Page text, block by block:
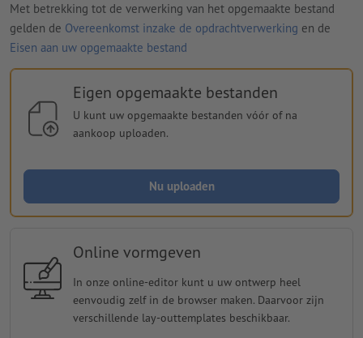
Met betrekking tot de verwerking van het opgemaakte bestand
gelden de Overeenkomst inzake de opdrachtverwerking en de
Eisen aan uw opgemaakte bestand
Eigen opgemaakte bestanden
U kunt uw opgemaakte bestanden vóór of na
aankoop uploaden.
Nu uploaden
Online vormgeven
In onze online-editor kunt u uw ontwerp heel
eenvoudig zelf in de browser maken. Daarvoor zijn
verschillende lay-outtemplates beschikbaar.